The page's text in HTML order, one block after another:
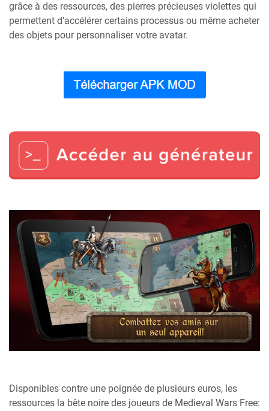
grâce à des ressources, des pierres précieuses violettes qui
permettent d’accélérer certains processus ou même acheter
des objets pour personnaliser votre avatar.
Disponibles contre une poignée de plusieurs euros, les
ressources la bête noire des joueurs de Medieval Wars Free: